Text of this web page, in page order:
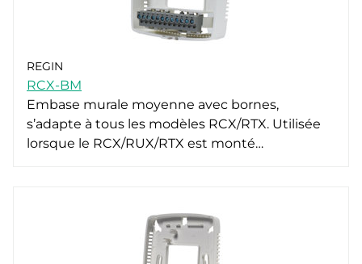
REGIN
RCX-BM
Embase murale moyenne avec bornes,
s’adapte à tous les modèles RCX/RTX. Utilisée
lorsque le RCX/RUX/RTX est monté…